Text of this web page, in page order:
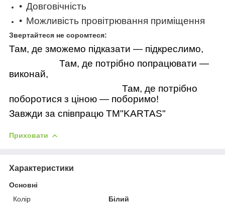
Довговічність
Можливість провітрювання приміщення
Звертайтеся не соромтеся:
Там, де зможемо підказати — підкреслимо,
Там, де потрібно попрацювати —
виконай,
Там, де потрібно
поборотися з ціною — поборимо!
Завжди за співпрацю TM"KARTAS"
Приховати
Характеристики
Основні
Колір
Білий